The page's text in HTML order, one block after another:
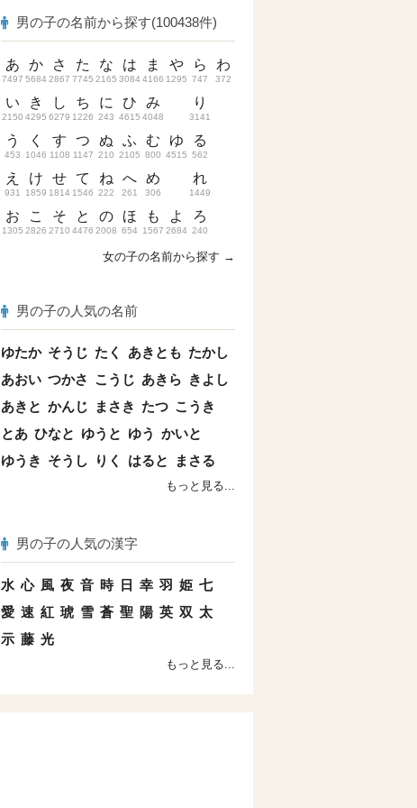
男の子の名前から探す(100438件)
あ
7497
い
2150
う
453
え
931
お
1305
か
5684
き
4295
く
1046
け
1859
こ
2826
さ
2867
し
6279
す
1108
せ
1814
そ
2710
た
7745
ち
1226
つ
1147
て
1546
と
4476
な
2165
に
243
ぬ
210
ね
222
の
2008
は
3084
ひ
4615
ふ
2105
へ
261
ほ
654
ま
4166
み
4048
む
800
め
306
も
1567
や
1295
ゆ
4515
よ
2684
ら
747
り
3141
る
562
れ
1449
ろ
240
わ
372
女の子の名前から探す →
男の子の人気の名前
ゆたか そうじ たく あきとも たかし
あおい つかさ こうじ あきら きよし
あきと かんじ まさき たつ こうき
とあ ひなと ゆうと ゆう かいと
ゆうき そうし りく はると まさる
もっと見る...
男の子の人気の漢字
水 心 風 夜 音 時 日 幸 羽 姫 七
愛 速 紅 琥 雪 蒼 聖 陽 英 双 太
示 藤 光
もっと見る...